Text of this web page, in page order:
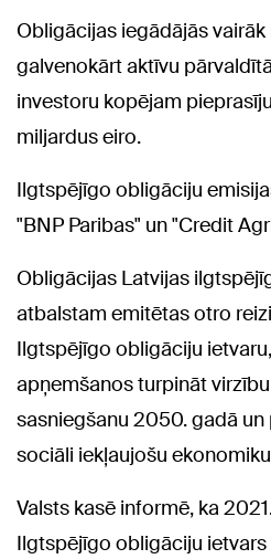
Obligācijas iegādājās
galvenokārt aktīvu
investoru kopējam
miljardus eiro.
Ilgtspējīgo obligāciju
"BNP Paribas" un "Credit
Obligācijas Latvijas
atbalstam emitētas otro
Ilgtspējīgo obligāciju
apņemšanos turpināt
sasniegšanu 2050. gadā
sociāli iekļaujošu
Valsts kasē informē, ka
Ilgtspējīgo obligāciju